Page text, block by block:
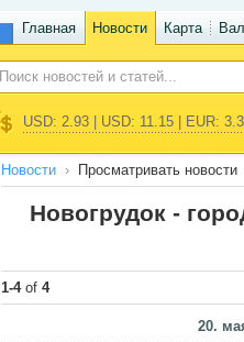
Главная Новости Карта
USD: 2.93 | USD: 11.15 | EUR:
Новости Просматривать новости
Новогрудок -
1-4of 4
20.